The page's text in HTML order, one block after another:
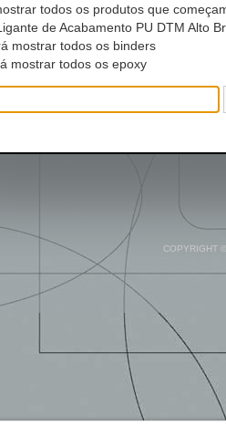
todos os produtos que
de Acabamento PU DTM Alto
mostrar todos os binders
mostrar todos os epoxy
COPYRIGHT